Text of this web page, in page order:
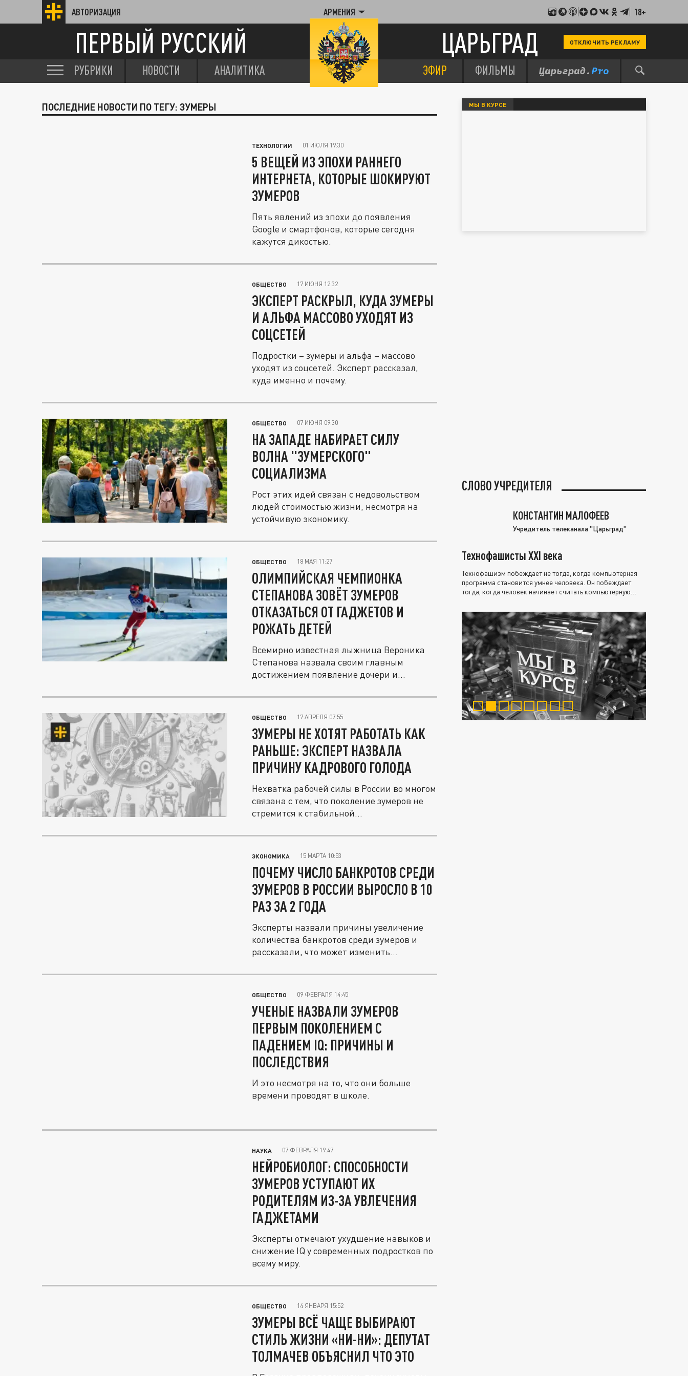
АВТОРИЗАЦИЯ АРМЕНИЯ 18+
ПЕРВЫЙ РУССКИЙ ЦАРЬГРАД ОТКЛЮЧИТЬ РЕКЛАМУ
РУБРИКИ НОВОСТИ АНАЛИТИКА ЭФИР ФИЛЬМЫ
ПОСЛЕДНИЕ НОВОСТИ ПО ТЕГУ: ЗУМЕРЫ
ТЕХНОЛОГИИ 01 ИЮЛЯ 19:30
5 ВЕЩЕЙ ИЗ ЭПОХИ РАННЕГО
ИНТЕРНЕТА, КОТОРЫЕ ШОКИРУЮТ
ЗУМЕРОВ
Пять явлений из эпохи до появления
Google и смартфонов, которые сегодня
кажутся дикостью.
ОБЩЕСТВО 17 ИЮНЯ 12:32
ЭКСПЕРТ РАСКРЫЛ, КУДА ЗУМЕРЫ
И АЛЬФА МАССОВО УХОДЯТ ИЗ
СОЦСЕТЕЙ
Подростки – зумеры и альфа – массово
уходят из соцсетей. Эксперт рассказал,
куда именно и почему.
ОБЩЕСТВО 07 ИЮНЯ 09:30
НА ЗАПАДЕ НАБИРАЕТ СИЛУ
ВОЛНА "ЗУМЕРСКОГО"
СОЦИАЛИЗМА
Рост этих идей связан с недовольством
людей стоимостью жизни, несмотря на
устойчивую экономику.
ОБЩЕСТВО 18 МАЯ 11:27
ОЛИМПИЙСКАЯ ЧЕМПИОНКА
СТЕПАНОВА ЗОВЁТ ЗУМЕРОВ
ОТКАЗАТЬСЯ ОТ ГАДЖЕТОВ И
РОЖАТЬ ДЕТЕЙ
Всемирно известная лыжница Вероника
Степанова назвала своим главным
достижением появление дочери и
ОБЩЕСТВО 17 АПРЕЛЯ 07:55
ЗУМЕРЫ НЕ ХОТЯТ РАБОТАТЬ КАК
РАНЬШЕ: ЭКСПЕРТ НАЗВАЛА
ПРИЧИНУ КАДРОВОГО ГОЛОДА
Нехватка рабочей силы в России во многом
связана с тем, что поколение зумеров не
стремится к стабильной...
ЭКОНОМИКА 15 МАРТА 10:53
ПОЧЕМУ ЧИСЛО БАНКРОТОВ СРЕДИ
ЗУМЕРОВ В РОССИИ ВЫРОСЛО В 10
РАЗ ЗА 2 ГОДА
Эксперты назвали причины увеличение
количества банкротов среди зумеров и
рассказали, что может изменить...
ОБЩЕСТВО 09 ФЕВРАЛЯ 14:45
УЧЕНЫЕ НАЗВАЛИ ЗУМЕРОВ
ПЕРВЫМ ПОКОЛЕНИЕМ С
ПАДЕНИЕМ IQ: ПРИЧИНЫ И
ПОСЛЕДСТВИЯ
И это несмотря на то, что они больше
времени проводят в школе.
НАУКА 07 ФЕВРАЛЯ 19:47
НЕЙРОБИОЛОГ: СПОСОБНОСТИ
ЗУМЕРОВ УСТУПАЮТ ИХ
РОДИТЕЛЯМ ИЗ-ЗА УВЛЕЧЕНИЯ
ГАДЖЕТАМИ
Эксперты отмечают ухудшение навыков и
снижение IQ у современных подростков по
всему миру.
ОБЩЕСТВО 14 ЯНВАРЯ 15:52
ЗУМЕРЫ ВСЁ ЧАЩЕ ВЫБИРАЮТ
СТИЛЬ ЖИЗНИ «НИ-НИ»: ДЕПУТАТ
ТОЛМАЧЕВ ОБЪЯСНИЛ ЧТО ЭТО
МЫ В КУРСЕ
СЛОВО УЧРЕДИТЕЛЯ
КОНСТАНТИН МАЛОФЕЕВ
Учредитель телеканала "Царьград"
Технофашисты XXI века
Технофашизм побеждает не тогда, когда компьютерная
программа становится умнее человека. Он побеждает
тогда, когда человек начинает считать компьютерную